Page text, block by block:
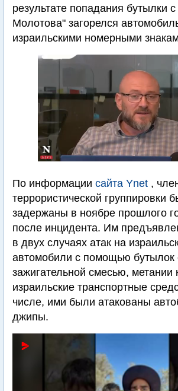
результате попадания бутылки
Молотова" загорелся
израильскими номерными
По информации сайта Ynet ,
террористической группировки
задержаны в ноябре прошлого
после инцидента. Им
в двух случаях атак на
автомобили с помощью бутылок
зажигательной смесью, метании
израильские транспортные
числе, ими были атакованы
джипы.